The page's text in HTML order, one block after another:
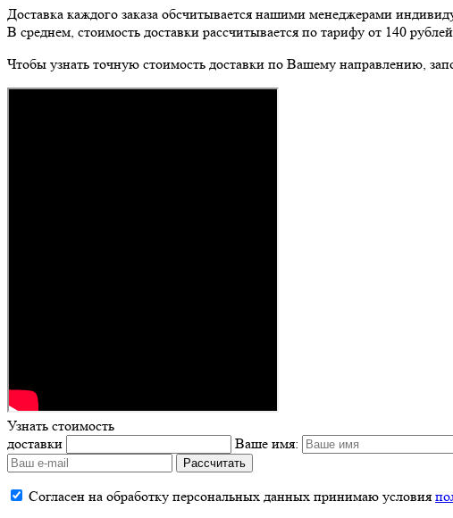
Доставка каждого заказа обсчитывается нашими менеджерами
В среднем, стоимость доставки рассчитывается по тарифу от 140
Чтобы узнать точную стоимость доставки по Вашему направлению,
Узнать стоимость
доставки
Ваше имя:
Рассчитать
Согласен на обработку персональных данных принимаю условия